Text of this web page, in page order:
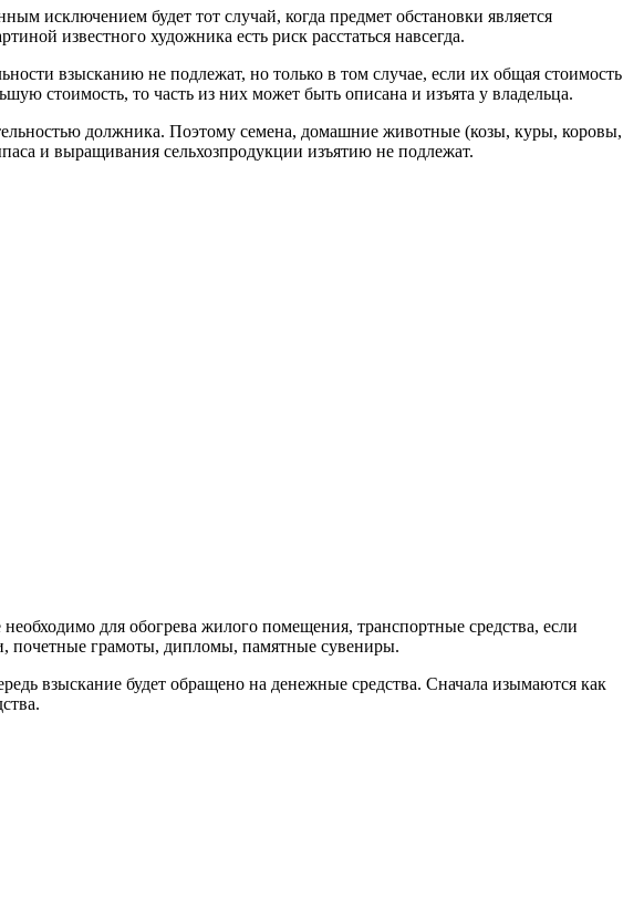
исключением будет тот случай, когда предмет обстановки является
известного художника есть риск расстаться навсегда.
взысканию не подлежат, но только в том случае, если их общая стоимость
стоимость, то часть из них может быть описана и изъята у владельца.
должника. Поэтому семена, домашние животные (козы, куры, коровы,
и выращивания сельхозпродукции изъятию не подлежат.
для обогрева жилого помещения, транспортные средства, если
почетные грамоты, дипломы, памятные сувениры.
взыскание будет обращено на денежные средства. Сначала изымаются как